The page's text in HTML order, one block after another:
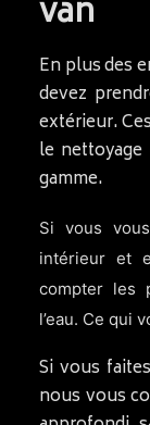
van
En plus des
devez
extérieur.
le
gamme.
Si vous
intérieur et
compter les
l’eau. Ce qui
Si vous
nous vous